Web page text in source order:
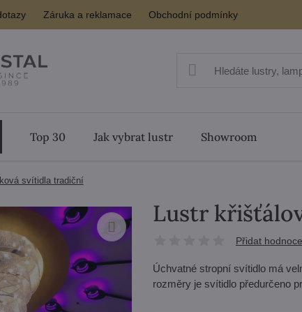
Záruka a reklamace Obchodní podmínky
Top 30 Jak vybrat lustr Showroom
svítidla tradiční
Lustr
Přidat
Úchvatné stropní svítidlo má
rozměry je svítidlo předurčeno